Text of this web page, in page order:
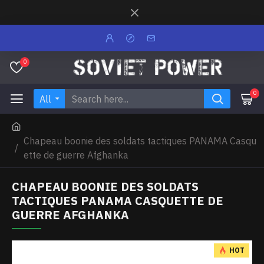
0
All 0
Chapeau boonie des soldats tactiques PANAMA Casqu
ette de guerre Afghanka
CHAPEAU BOONIE DES SOLDATS
TACTIQUES PANAMA CASQUETTE DE
GUERRE AFGHANKA
HOT